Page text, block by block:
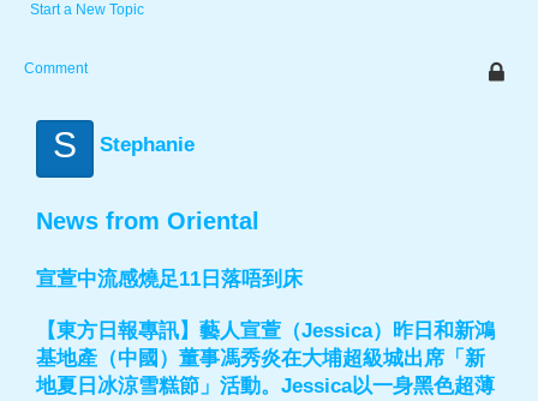
Start a New Topic
Comment
S Stephanie
News from Oriental
宣萱中流感燒足11日落唔到床
【東方日報專訊】藝人宣萱（Jessica）昨日和新鴻
基地產（中國）董事馮秀炎在大埔超級城出席「新
地夏日冰涼雪糕節」活動。Jessica以一身黑色超薄